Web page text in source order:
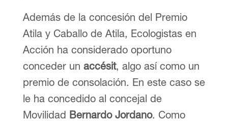
Además de la concesión del Premio
Atila y Caballo de Atila, Ecologistas en
Acción ha considerado oportuno
conceder un accésit, algo así como un
premio de consolación. En este caso se
le ha concedido al concejal de
Movilidad Bernardo Jordano. Como